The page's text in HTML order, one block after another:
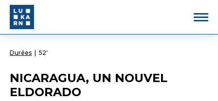
Durées 52'
NICARAGUA, UN NOUVEL
ELDORADO